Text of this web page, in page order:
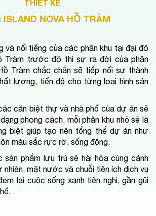
THIẾT KẾ
ISLAND NOVA HỒ TRÀM
và nổi tiếng của các phân khu tại đại đô
Tràm trước đó thì sự ra đời của phân
Tràm chắc chắn sẽ tiếp nối sự thành
lượng, tiến độ cho từng loại hình sản
căn biệt thự và nhà phố của dự án sẽ
phong cách, mỗi phân khu nhỏ sẽ là
biệt giúp tạo nên tổng thể dự án như
màu sắc rực rỡ, sống động.
phẩm lưu trú sẽ hài hòa cùng cảnh
nhiên, mặt nước và chuỗi tiện ích dịch vụ
lại cuộc sống xanh tiện nghi, gần gũi